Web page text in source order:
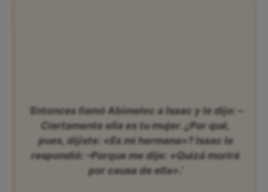
‘Entonces llamó Abimelec a Isaac y le dijo: –
Ciertamente ella es tu mujer. ¿Por qué,
pues, dijiste: «Es mi hermana»? Isaac le
respondió: –Porque me dije: «Quizá moriré
por causa de ella».’